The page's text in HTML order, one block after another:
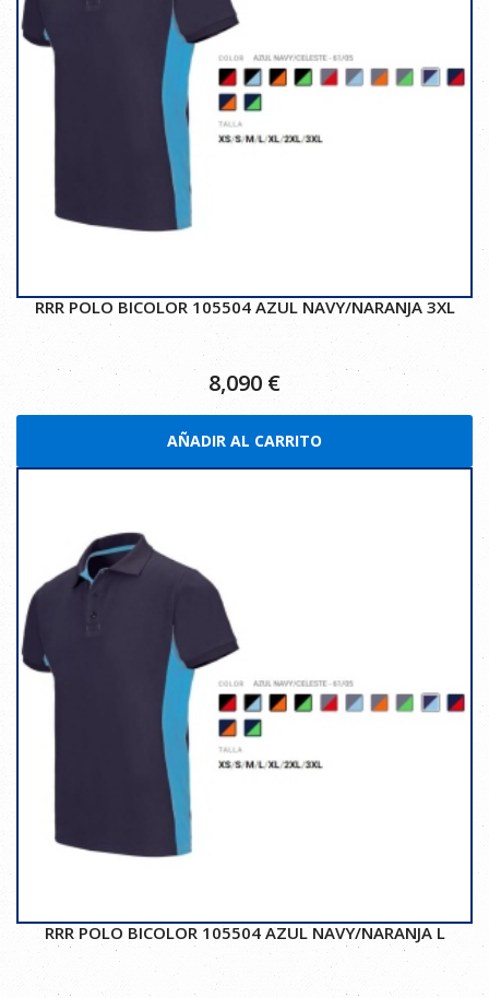
RRR POLO BICOLOR 105504 AZUL NAVY/NARANJA 3XL
8,090 €
AÑADIR AL CARRITO
RRR POLO BICOLOR 105504 AZUL NAVY/NARANJA L